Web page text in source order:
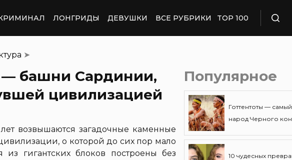
ЛОНГРИДЫ ДЕВУШКИ ВСЕ РУБРИКИ TOP 100
➤
— башни Сардинии,
цивилизацией
возвышаются загадочные каменные
о которой до сих пор мало
гигантских блоков построены без
Популярное
Готтентоты —
народ Черного
10 чудесных